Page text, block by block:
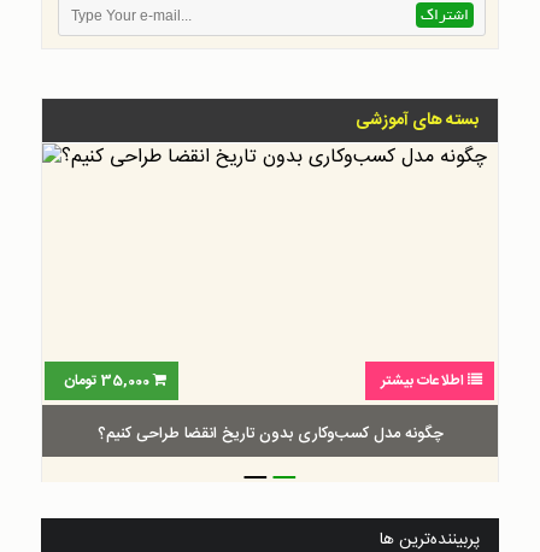
بسته های آموزشی
اطلاعات بیشتر 30,000 تومان
گام‌به‌گام طراحی بوم ارزش پیشنهادی
__
پربیننده‌ترین ها